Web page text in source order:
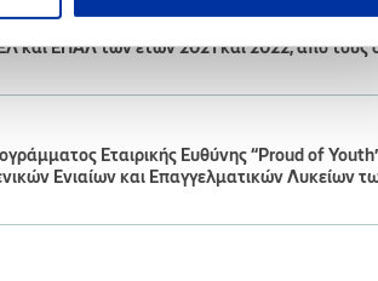
Εταιρικής Ευθύνης “Proud of Youth”
και ΕΠΑΛ των ετών 2021 και 2022, από τους
Εταιρικής Ευθύνης “Proud of Youth”
Ενιαίων και Επαγγελματικών Λυκείων